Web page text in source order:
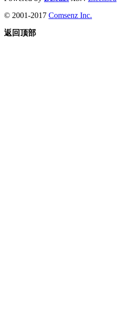
© 2001-2017 Comsenz Inc.
返回顶部